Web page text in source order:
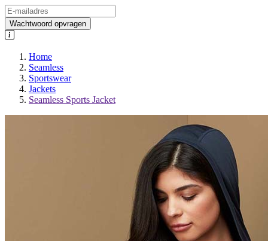
Wachtwoord opvragen
Home
Seamless
Sportswear
Jackets
Seamless Sports Jacket